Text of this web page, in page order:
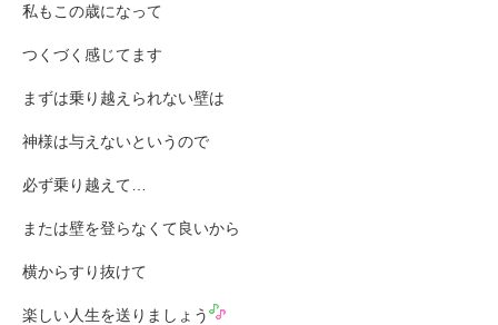
私もこの歳になって
つくづく感じてます
まずは乗り越えられない壁は
神様は与えないというので
必ず乗り越えて…
または壁を登らなくて良いから
横からすり抜けて
楽しい人生を送りましょう